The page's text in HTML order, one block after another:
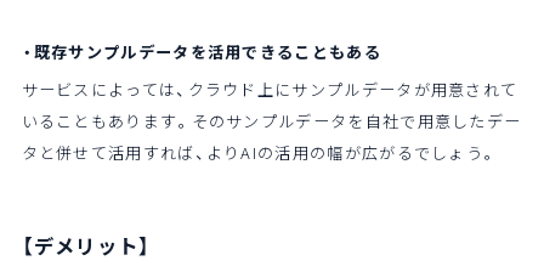
・既存サンプルデータを活用できることもある
サービスによっては、クラウド上にサンプルデータが用意されて
いることもあります。そのサンプルデータを自社で用意したデー
タと併せて活用すれば、よりAIの活用の幅が広がるでしょう。
【デメリット】